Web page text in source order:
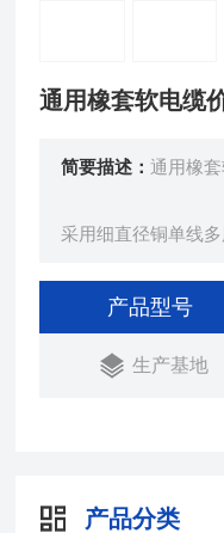
通用橡套软电缆
简要描述：通用橡
采用细直径铜单线
产品型号
生产基地
产品分类